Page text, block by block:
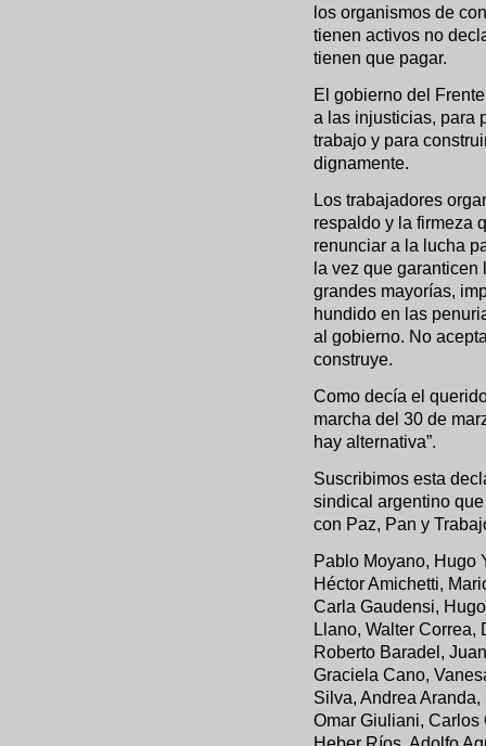
los organismos de
tienen activos no
tienen que pagar.
El gobierno del
a las injusticias, para
trabajo y para
dignamente.
Los trabajadores
respaldo y la firmeza
renunciar a la lucha
la vez que
grandes mayorías,
hundido en las
al gobierno. No
construye.
Como decía el
marcha del 30 de
hay alternativa”.
Suscribimos esta
sindical argentino
con Paz, Pan y
Pablo Moyano, Hugo
Héctor Amichetti,
Carla Gaudensi,
Llano, Walter Correa,
Roberto Baradel,
Graciela Cano,
Silva, Andrea
Omar Giuliani, Carlos